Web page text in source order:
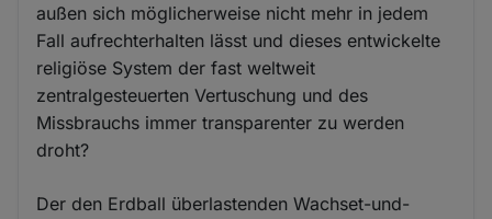
außen sich möglicherweise nicht mehr in jedem
Fall aufrechterhalten lässt und dieses entwickelte
religiöse System der fast weltweit
zentralgesteuerten Vertuschung und des
Missbrauchs immer transparenter zu werden
droht?
Der den Erdball überlastenden Wachset-und-